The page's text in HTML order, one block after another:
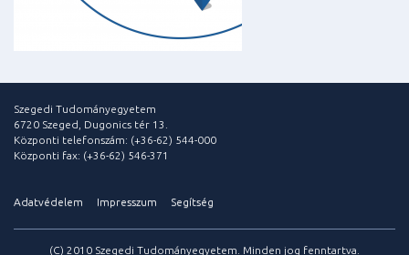
Szegedi Tudományegyetem
6720 Szeged, Dugonics tér 13.
Központi telefonszám: (+36-62) 544-000
Központi fax: (+36-62) 546-371
Adatvédelem Impresszum Segítség
(C) 2010 Szegedi Tudományegyetem. Minden jog fenntartva.